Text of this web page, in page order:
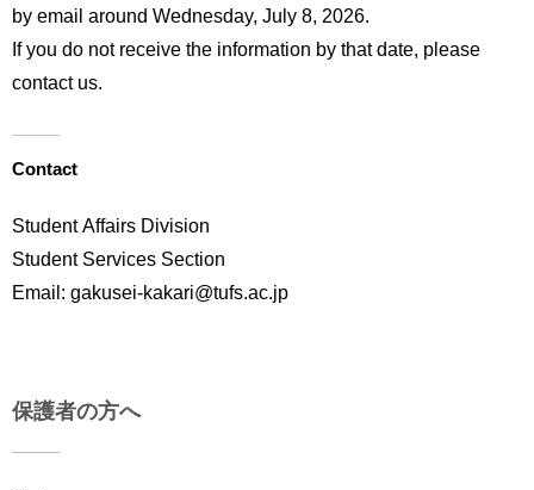
by email around Wednesday, July 8, 2026.
If you do not receive the information by that date, please
contact us.
Contact
Student Affairs Division
Student Services Section
Email: gakusei-kakari@tufs.ac.jp
保護者の方へ